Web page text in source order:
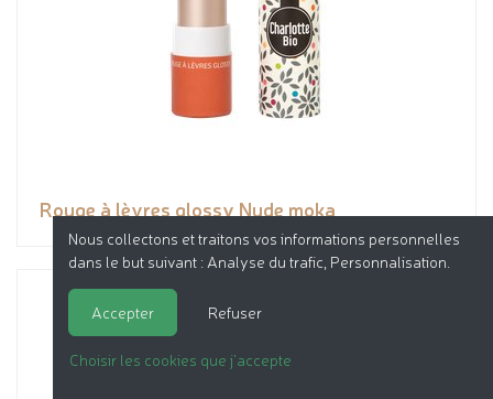
Rouge à lèvres glossy Nude moka
Nous collectons et traitons vos informations personnelles
dans le but suivant : Analyse du trafic, Personnalisation
Accepter Refuser
Choisir les cookies que j'accepte